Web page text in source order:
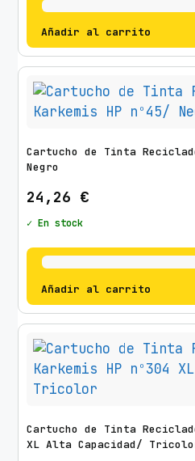
Añadir al carrito
Cartucho de Tinta
Negro
24,26 €
✓ En stock
Añadir al carrito
Cartucho de Tinta
XL Alta Capacidad/